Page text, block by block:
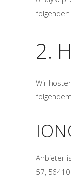
2.
Wir
Anbieter
57,